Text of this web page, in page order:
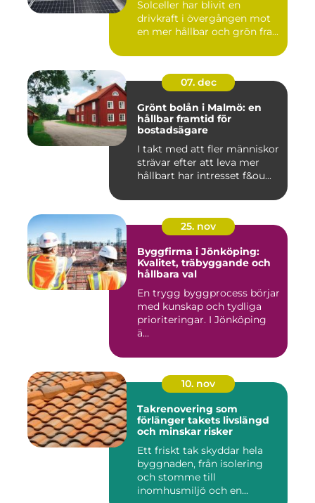
Solceller har blivit en
drivkraft i övergången mot
en mer hållbar och grön fra...
07. dec
Grönt bolån i Malmö: en
hållbar framtid för
bostadsägare
I takt med att fler människor
strävar efter att leva mer
hållbart har intresset f&ou...
25. nov
Byggfirma i Jönköping:
Kvalitet, träbyggande och
hållbara val
En trygg byggprocess börjar
med kunskap och tydliga
prioriteringar. I Jönköping
ä...
10. nov
Takrenovering som
förlänger takets livslängd
och minskar risker
Ett friskt tak skyddar hela
byggnaden, från isolering
och stomme till
inomhusmiljö och en...